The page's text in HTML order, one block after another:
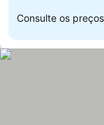
Consulte os